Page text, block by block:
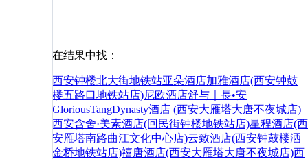
在结果中找：
西安钟楼北大街地铁站亚朵酒店加雅酒店(西安钟鼓
楼五路口地铁站店)尼欧酒店舒与｜長•安
GloriousTangDynasty酒店 (西安大雁塔大唐不夜城店)
西安含舍·美素酒店(回民街钟楼地铁站店)星程酒店(西
安雁塔南路曲江文化中心店)云致酒店(西安钟鼓楼洒
金桥地铁站店)禧唐酒店(西安大雁塔大唐不夜城店)西